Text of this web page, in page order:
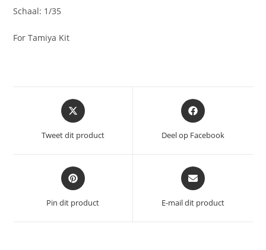
Schaal: 1/35
For Tamiya Kit
Opent
in
een
nieuw
Tweet dit product
Opent
in
nieuw
Deel op Facebook
Opent
in
een
nieuw
Pin dit product
Opent
in
een
nieuw
E-mail dit product